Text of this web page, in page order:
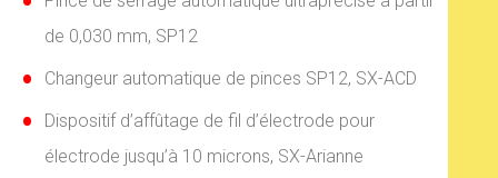
de 0,030 mm, SP12
Changeur automatique de pinces SP12, SX-ACD
Dispositif d’affûtage de fil d’électrode pour
électrode jusqu’à 10 microns, SX-Arianne